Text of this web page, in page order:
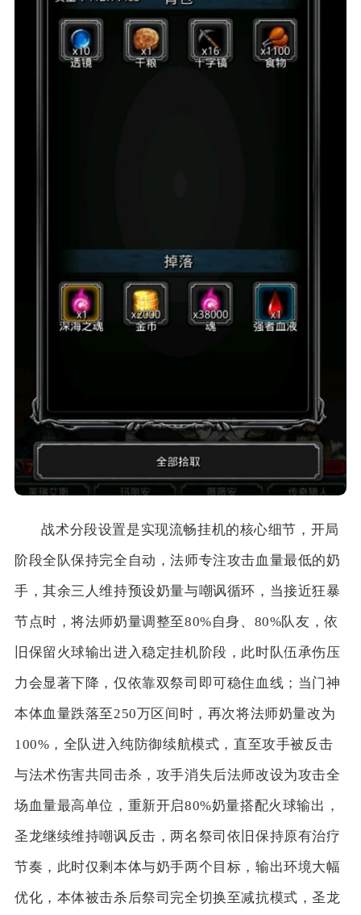
战术分段设置是实现流畅挂机的核心细节，开局
阶段全队保持完全自动，法师专注攻击血量最低的奶
手，其余三人维持预设奶量与嘲讽循环，当接近狂暴
节点时，将法师奶量调整至80%自身、80%队友，依
旧保留火球输出进入稳定挂机阶段，此时队伍承伤压
力会显著下降，仅依靠双祭司即可稳住血线；当门神
本体血量跌落至250万区间时，再次将法师奶量改为
100%，全队进入纯防御续航模式，直至攻手被反击
与法术伤害共同击杀，攻手消失后法师改设为攻击全
场血量最高单位，重新开启80%奶量搭配火球输出，
圣龙继续维持嘲讽反击，两名祭司依旧保持原有治疗
节奏，此时仅剩本体与奶手两个目标，输出环境大幅
优化，本体被击杀后祭司完全切换至减抗模式，圣龙